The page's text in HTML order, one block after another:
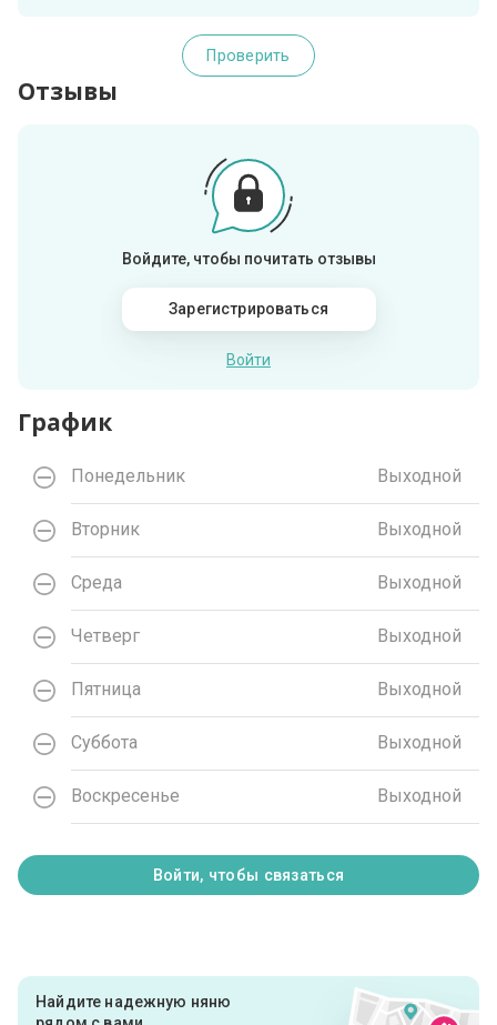
Проверить
Отзывы
Войдите, чтобы почитать отзывы
Зарегистрироваться
Войти
График
Понедельник Выходной
Вторник Выходной
Среда Выходной
Четверг Выходной
Пятница Выходной
Суббота Выходной
Воскресенье Выходной
Войти, чтобы связаться
Найдите надежную няню